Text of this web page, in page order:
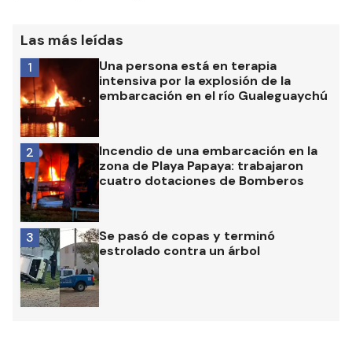
Las más leídas
Una persona está en terapia
intensiva por la explosión de la
embarcación en el río Gualeguaychú
1
Incendio de una embarcación en la
zona de Playa Papaya: trabajaron
cuatro dotaciones de Bomberos
2
Se pasó de copas y terminó
estrolado contra un árbol
3